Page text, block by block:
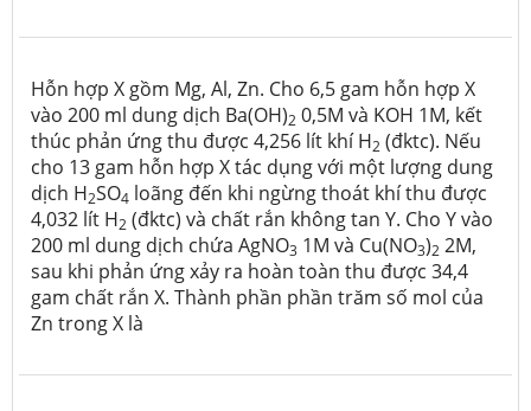
Hỗn hợp X gồm Mg, Al, Zn. Cho 6,5 gam hỗn hợp X
vào 200 ml dung dịch Ba(OH)2 0,5M và KOH 1M, kết
thúc phản ứng thu được 4,256 lít khí H2 (đktc). Nếu
cho 13 gam hỗn hợp X tác dụng với một lượng dung
dịch H2SO4 loãng đến khi ngừng thoát khí thu được
4,032 lít H2 (đktc) và chất rắn không tan Y. Cho Y vào
200 ml dung dịch chứa AgNO3 1M và Cu(NO3)2 2M,
sau khi phản ứng xảy ra hoàn toàn thu được 34,4
gam chất rắn X. Thành phần phần trăm số mol của
Zn trong X là